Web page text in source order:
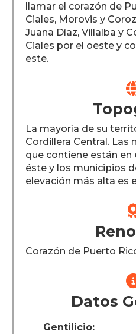
llamar el corazón de
Ciales, Morovis y
Juana Díaz, Villalba y
Ciales por el oeste y
este.
La mayoría de su
Cordillera Central. Las
que contiene están en
éste y los municipios
elevación más alta es
Corazón de Puerto
Datos
Gentilicio: